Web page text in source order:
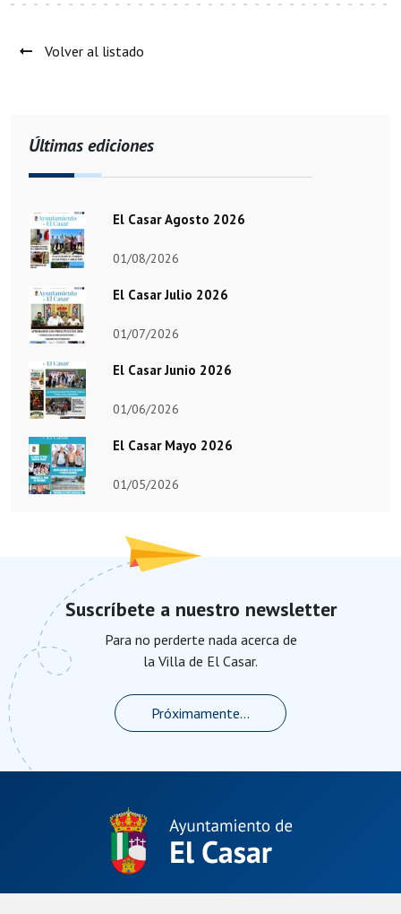
Volver al listado
Últimas ediciones
El Casar Agosto 2026
01/08/2026
El Casar Julio 2026
01/07/2026
El Casar Junio 2026
01/06/2026
El Casar Mayo 2026
01/05/2026
Suscríbete a nuestro newsletter
Para no perderte nada acerca de
la Villa de El Casar.
Próximamente...